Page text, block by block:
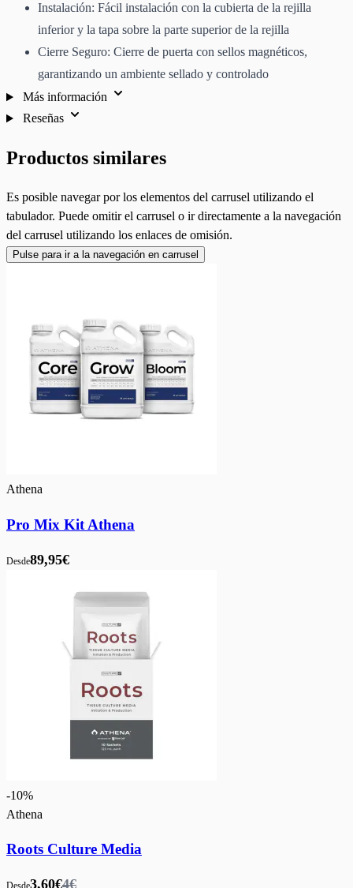
Instalación: Fácil instalación con la cubierta de la rejilla
inferior y la tapa sobre la parte superior de la rejilla
Cierre Seguro: Cierre de puerta con sellos magnéticos,
garantizando un ambiente sellado y controlado
Más información
Reseñas
Productos similares
Es posible navegar por los elementos del carrusel utilizando el
tabulador. Puede omitir el carrusel o ir directamente a la navegación
del carrusel utilizando los enlaces de omisión.
Pulse para ir a la navegación en carrusel
Athena
Pro Mix Kit Athena
Desde89,95€
-10%
Athena
Roots Culture Media
Desde3,60€4€